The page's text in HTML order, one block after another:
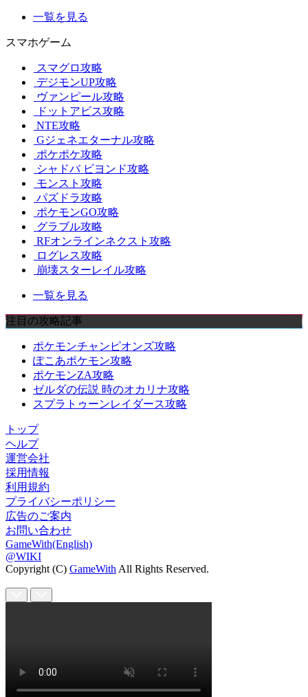
一覧を見る
スマホゲーム
スマグロ攻略
デジモンUP攻略
ヴァンピール攻略
ドットアビス攻略
NTE攻略
Gジェネエターナル攻略
ポケポケ攻略
シャドバ ビヨンド攻略
モンスト攻略
パズドラ攻略
ポケモンGO攻略
グラブル攻略
RFオンラインネクスト攻略
ログレス攻略
崩壊スターレイル攻略
一覧を見る
注目の攻略記事
ポケモンチャンピオンズ攻略
ぽこあポケモン攻略
ポケモンZA攻略
ゼルダの伝説 時のオカリナ攻略
スプラトゥーンレイダース攻略
トップ
ヘルプ
運営会社
採用情報
利用規約
プライバシーポリシー
広告のご案内
お問い合わせ
GameWith(English)
@WIKI
Copyright (C) GameWith All Rights Reserved.